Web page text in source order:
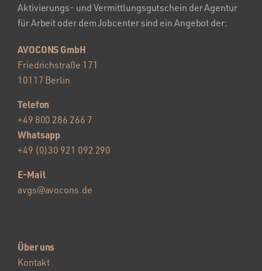
Aktivierungs- und Vermittlungsgutschein der Agentur
für Arbeit oder dem Jobcenter sind ein Angebot der:
AVOCONS GmbH
Friedrichstraße 171
10117 Berlin
Telefon
+49 800 286 266 7
Whatsapp
+49 (0)30 921 092 290
E-Mail
avgs@avocons.de
Über uns
Kontakt